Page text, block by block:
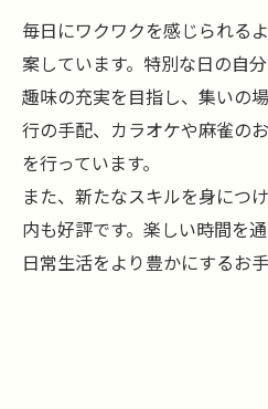
毎日にワクワクを感じられる
案しています。特別な日の自
趣味の充実を目指し、集いの
行の手配、カラオケや麻雀の
を行っています。
また、新たなスキルを身につ
内も好評です。楽しい時間を
日常生活をより豊かにするお